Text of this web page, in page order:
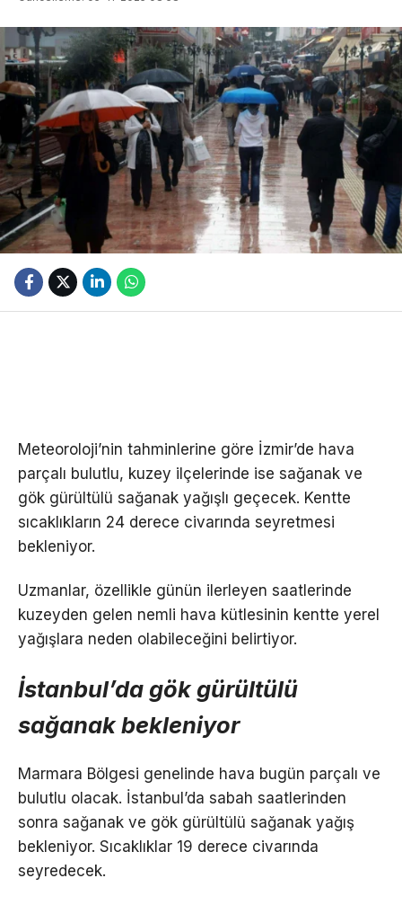
Meteoroloji’nin tahminlerine göre İzmir’de hava
parçalı bulutlu, kuzey ilçelerinde ise sağanak ve
gök gürültülü sağanak yağışlı geçecek. Kentte
sıcaklıkların 24 derece civarında seyretmesi
bekleniyor.
Uzmanlar, özellikle günün ilerleyen saatlerinde
kuzeyden gelen nemli hava kütlesinin kentte yerel
yağışlara neden olabileceğini belirtiyor.
İstanbul’da gök gürültülü
sağanak bekleniyor
Marmara Bölgesi genelinde hava bugün parçalı ve
bulutlu olacak. İstanbul’da sabah saatlerinden
sonra sağanak ve gök gürültülü sağanak yağış
bekleniyor. Sıcaklıklar 19 derece civarında
seyredecek.